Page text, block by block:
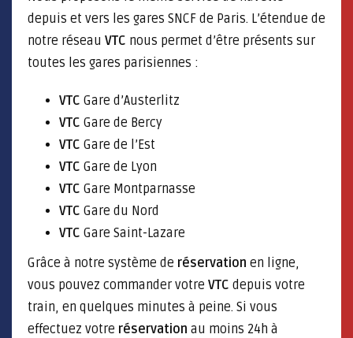
depuis et vers les gares SNCF de Paris. L’étendue de
notre réseau VTC nous permet d’être présents sur
toutes les gares parisiennes :
VTC Gare d’Austerlitz
VTC Gare de Bercy
VTC Gare de l’Est
VTC Gare de Lyon
VTC Gare Montparnasse
VTC Gare du Nord
VTC Gare Saint-Lazare
Grâce à notre système de réservation en ligne,
vous pouvez commander votre VTC depuis votre
train, en quelques minutes à peine. Si vous
effectuez votre réservation au moins 24h à